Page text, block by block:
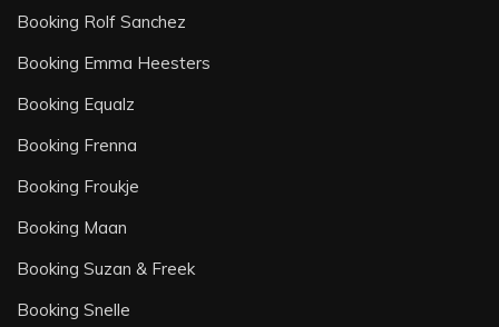
Booking Rolf Sanchez
Booking Emma Heesters
Booking Equalz
Booking Frenna
Booking Froukje
Booking Maan
Booking Suzan & Freek
Booking Snelle